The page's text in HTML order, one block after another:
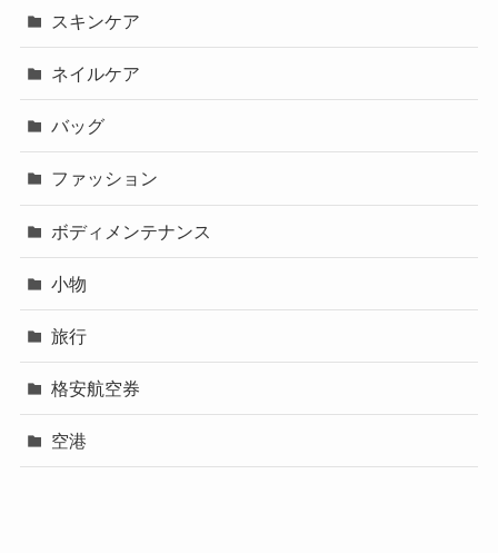
スキンケア
ネイルケア
バッグ
ファッション
ボディメンテナンス
小物
旅行
格安航空券
空港